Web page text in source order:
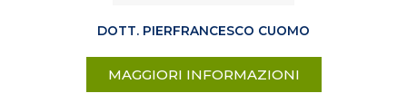
DOTT. PIERFRANCESCO CUOMO
MAGGIORI INFORMAZIONI